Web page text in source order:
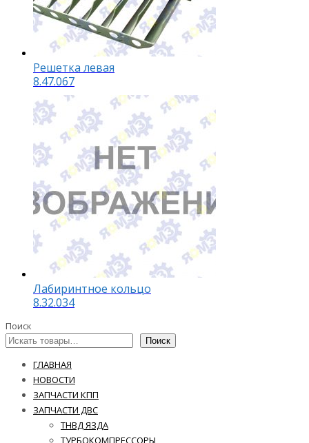
Решетка левая
8.47.067
Лабиринтное кольцо
8.32.034
Поиск
Поиск
ГЛАВНАЯ
НОВОСТИ
ЗАПЧАСТИ КПП
ЗАПЧАСТИ ДВС
ТНВД ЯЗДА
ТУРБОКОМПРЕССОРЫ